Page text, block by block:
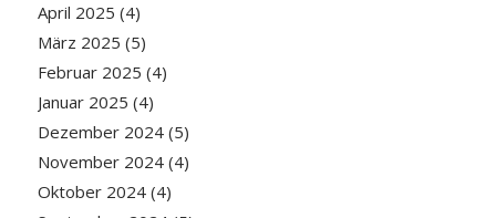
April 2025 (4)
März 2025 (5)
Februar 2025 (4)
Januar 2025 (4)
Dezember 2024(5)
November 2024(4)
Oktober 2024(4)